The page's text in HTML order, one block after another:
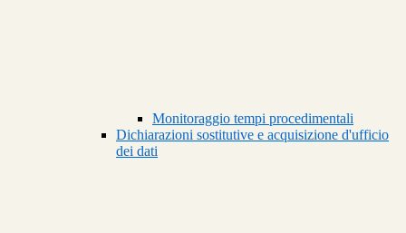
Monitoraggio tempi procedimentali
Dichiarazioni sostitutive e acquisizione d'ufficio
dei dati